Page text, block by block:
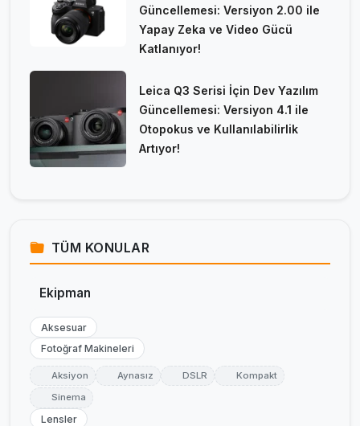
Güncellemesi: Versiyon 2.00 ile
Yapay Zeka ve Video Gücü
Katlanıyor!
Leica Q3 Serisi İçin Dev Yazılım
Güncellemesi: Versiyon 4.1 ile
Otopokus ve Kullanılabilirlik
Artıyor!
TÜM KONULAR
Ekipman
Aksesuar
Fotoğraf Makineleri
Aksiyon Aynasız DSLR
Kompakt
Sinema
Lensler